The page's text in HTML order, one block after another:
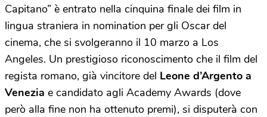
Capitano” è entrato nella cinquina finale dei film in
lingua straniera in nomination per gli Oscar del
cinema, che si svolgeranno il 10 marzo a Los
Angeles. Un prestigioso riconoscimento che il film del
regista romano, già vincitore del Leone d’Argento a
Venezia e candidato agli Academy Awards (dove
però alla fine non ha ottenuto premi), si disputerà con